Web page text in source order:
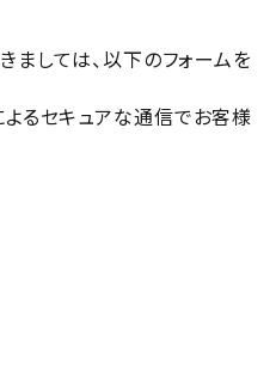
しては、以下のフォームを
るセキュアな通信でお客様